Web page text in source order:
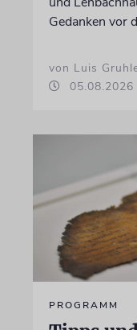
Gedanken vor
von Luis
05.08.2026
PROGRAMM